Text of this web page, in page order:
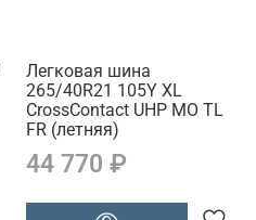
Легковая шина
265/40R21 105Y XL
CrossContact UHP MO TL
FR (летняя)
44 770 ₽